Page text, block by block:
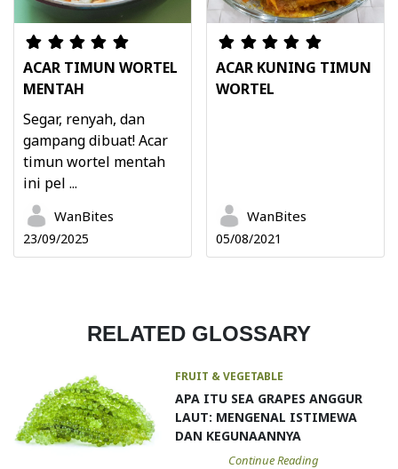
ACAR TIMUN WORTEL
MENTAH
Segar, renyah, dan
gampang dibuat! Acar
timun wortel mentah
ini pel ...
WanBites
23/09/2025
ACAR KUNING TIMUN
WORTEL
WanBites
05/08/2021
RELATED GLOSSARY
FRUIT & VEGETABLE
APA ITU SEA GRAPES ANGGUR
LAUT: MENGENAL ISTIMEWA
DAN KEGUNAANNYA
Continue Reading